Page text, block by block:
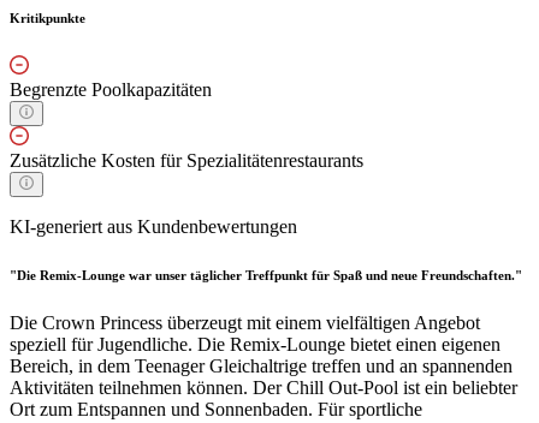
Kritikpunkte
Begrenzte Poolkapazitäten
Zusätzliche Kosten für Spezialitätenrestaurants
KI-generiert aus Kundenbewertungen
"Die Remix-Lounge war unser täglicher Treffpunkt für Spaß und neue Freundschaften."
Die Crown Princess überzeugt mit einem vielfältigen Angebot
speziell für Jugendliche. Die Remix-Lounge bietet einen eigenen
Bereich, in dem Teenager Gleichaltrige treffen und an spannenden
Aktivitäten teilnehmen können. Der Chill Out-Pool ist ein beliebter
Ort zum Entspannen und Sonnenbaden. Für sportliche